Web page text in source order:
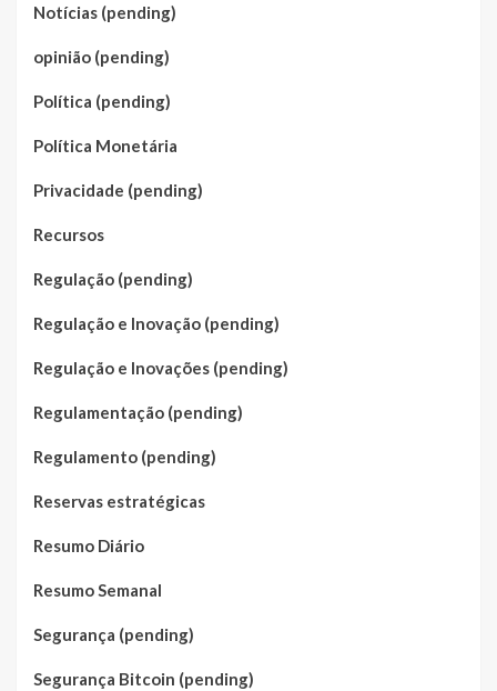
Notícias (pending)
opinião (pending)
Política (pending)
Política Monetária
Privacidade (pending)
Recursos
Regulação (pending)
Regulação e Inovação (pending)
Regulação e Inovações (pending)
Regulamentação (pending)
Regulamento (pending)
Reservas estratégicas
Resumo Diário
Resumo Semanal
Segurança (pending)
Segurança Bitcoin (pending)